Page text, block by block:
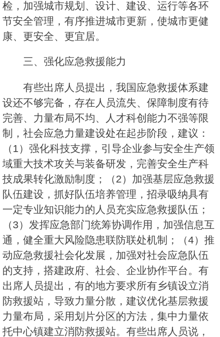
检，加强城市规划、设计、建设、运行等各环
节安全管理，有序推进城市更新，使城市更健
康、更安全、更宜居。
三、强化应急救援能力
有些出席人员提出，我国应急救援体系建
设还不够完备，存在人员流失、保障制度有待
完善、力量布局不均、人才科创能力不强等限
制，社会应急力量建设处在起步阶段，建议：
（1）强化科技支撑，引导企业参与安全生产领
域重大技术攻关与装备研发，完善安全生产科
技成果转化激励制度；（2）加强基层应急救援
队伍建设，抓好队伍培养管理，招录吸纳具有
一定专业知识能力的人员充实应急救援队伍；
（3）发挥应急部门统筹协调作用，加强信息互
通，健全重大风险隐患联防联处机制；（4）推
动应急救援社会化发展，加强对社会应急队伍
的支持，搭建政府、社会、企业协作平台。有
出席人员提出，有的地方要求所有乡镇设立消
防救援站，导致力量分散，建议优化基层救援
力量布局，采用划片分区的方法，集中力量依
托中心镇建立消防救援站。有些出席人员说，